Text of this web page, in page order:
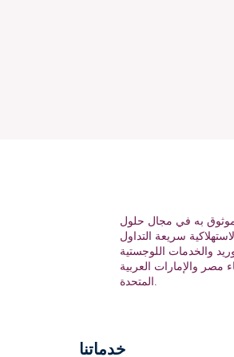
به في مجال حلول
سريعة التداول
والخدمات اللوجستية
مصر والإمارات العربية
المتحدة.
خدماتنا